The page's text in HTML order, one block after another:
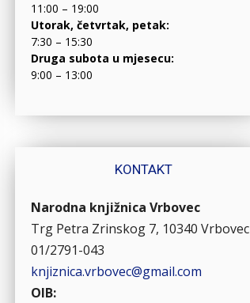
11:00 – 19:00
Utorak, četvrtak, petak:
7:30 – 15:30
Druga subota u mjesecu:
9:00 – 13:00
KONTAKT
Narodna knjižnica Vrbovec
Trg Petra Zrinskog 7, 10340 Vrbovec
01/2791-043
knjiznica.vrbovec@gmail.com
OIB: